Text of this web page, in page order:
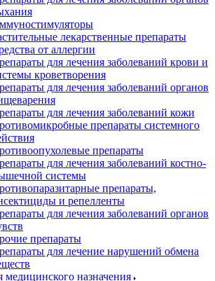
лекарственные препараты
от аллергии
для лечения заболеваний крови и
кроветворения
для лечения заболеваний органов
для лечения заболеваний кожи
препараты системного
препараты
для лечения заболеваний костно-
системы
препараты,
и репелленты
для лечения заболеваний органов
препараты
для лечение нарушений обмена
медицинского назначения